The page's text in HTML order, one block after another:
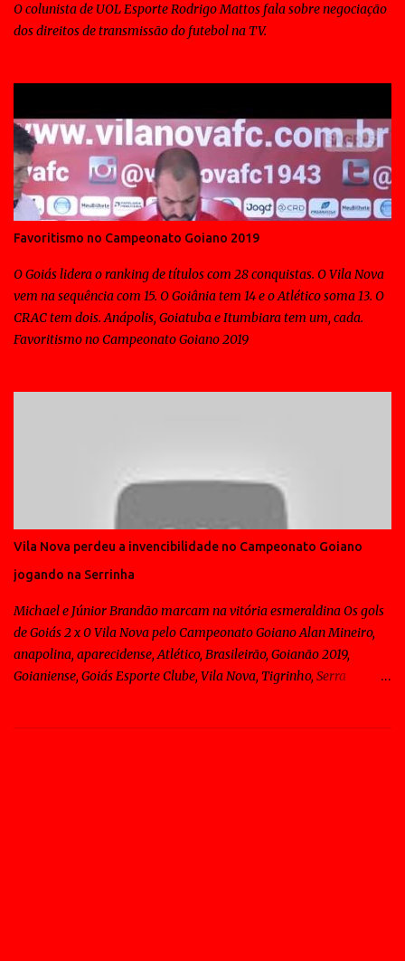
O colunista de UOL Esporte Rodrigo Mattos fala sobre negociação
dos direitos de transmissão do futebol na TV.
Favoritismo no Campeonato Goiano 2019
O Goiás lidera o ranking de títulos com 28 conquistas. O Vila Nova
vem na sequência com 15. O Goiânia tem 14 e o Atlético soma 13. O
CRAC tem dois. Anápolis, Goiatuba e Itumbiara tem um, cada.
Favoritismo no Campeonato Goiano 2019
Vila Nova perdeu a invencibilidade no Campeonato Goiano
jogando na Serrinha
Michael e Júnior Brandão marcam na vitória esmeraldina Os gols
de Goiás 2 x 0 Vila Nova pelo Campeonato Goiano Alan Mineiro,
anapolina, aparecidense, Atlético, Brasileirão, Goianão 2019,
Goianiense, Goiás Esporte Clube, Vila Nova, Tigrinho, Serra